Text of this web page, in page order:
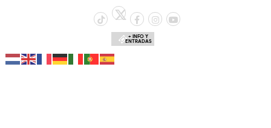
+ INFO Y
ENTRADAS